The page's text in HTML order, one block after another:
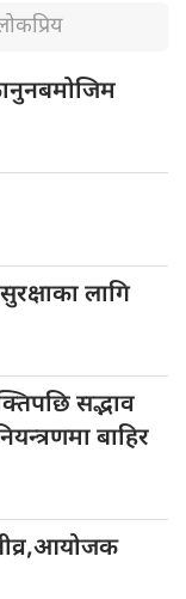
लागि
सद्भाव
बाहिर